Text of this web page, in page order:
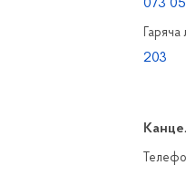
073
Гаряча
203